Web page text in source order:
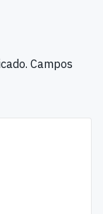
Campos